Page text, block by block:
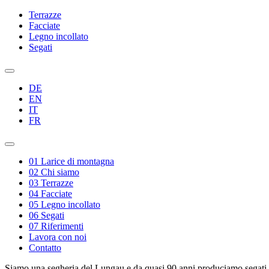
Terrazze
Facciate
Legno incollato
Segati
DE
EN
IT
FR
01 Larice di montagna
02 Chi siamo
03 Terrazze
04 Facciate
05 Legno incollato
06 Segati
07 Riferimenti
Lavora con noi
Contatto